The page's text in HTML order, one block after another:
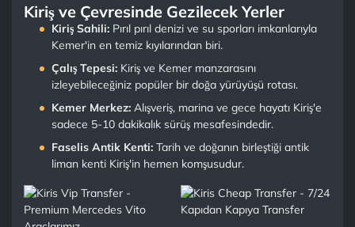
Kiriş ve Çevresinde Gezilecek Yerler
Kiriş Sahili: Pırıl pırıl denizi ve su sporları imkanlarıyla
Kemer'in en temiz kıyılarından biri.
Çalış Tepesi: Kiriş ve Kemer manzarasını
izleyebileceğiniz popüler bir doğa yürüyüşü rotası.
Kemer Merkez: Alışveriş, marina ve gece hayatı Kiriş'e
sadece 5-10 dakikalık sürüş mesafesindedir.
Faselis Antik Kenti: Tarih ve doğanın birleştiği antik
liman kenti Kiriş'in hemen komşusudur.